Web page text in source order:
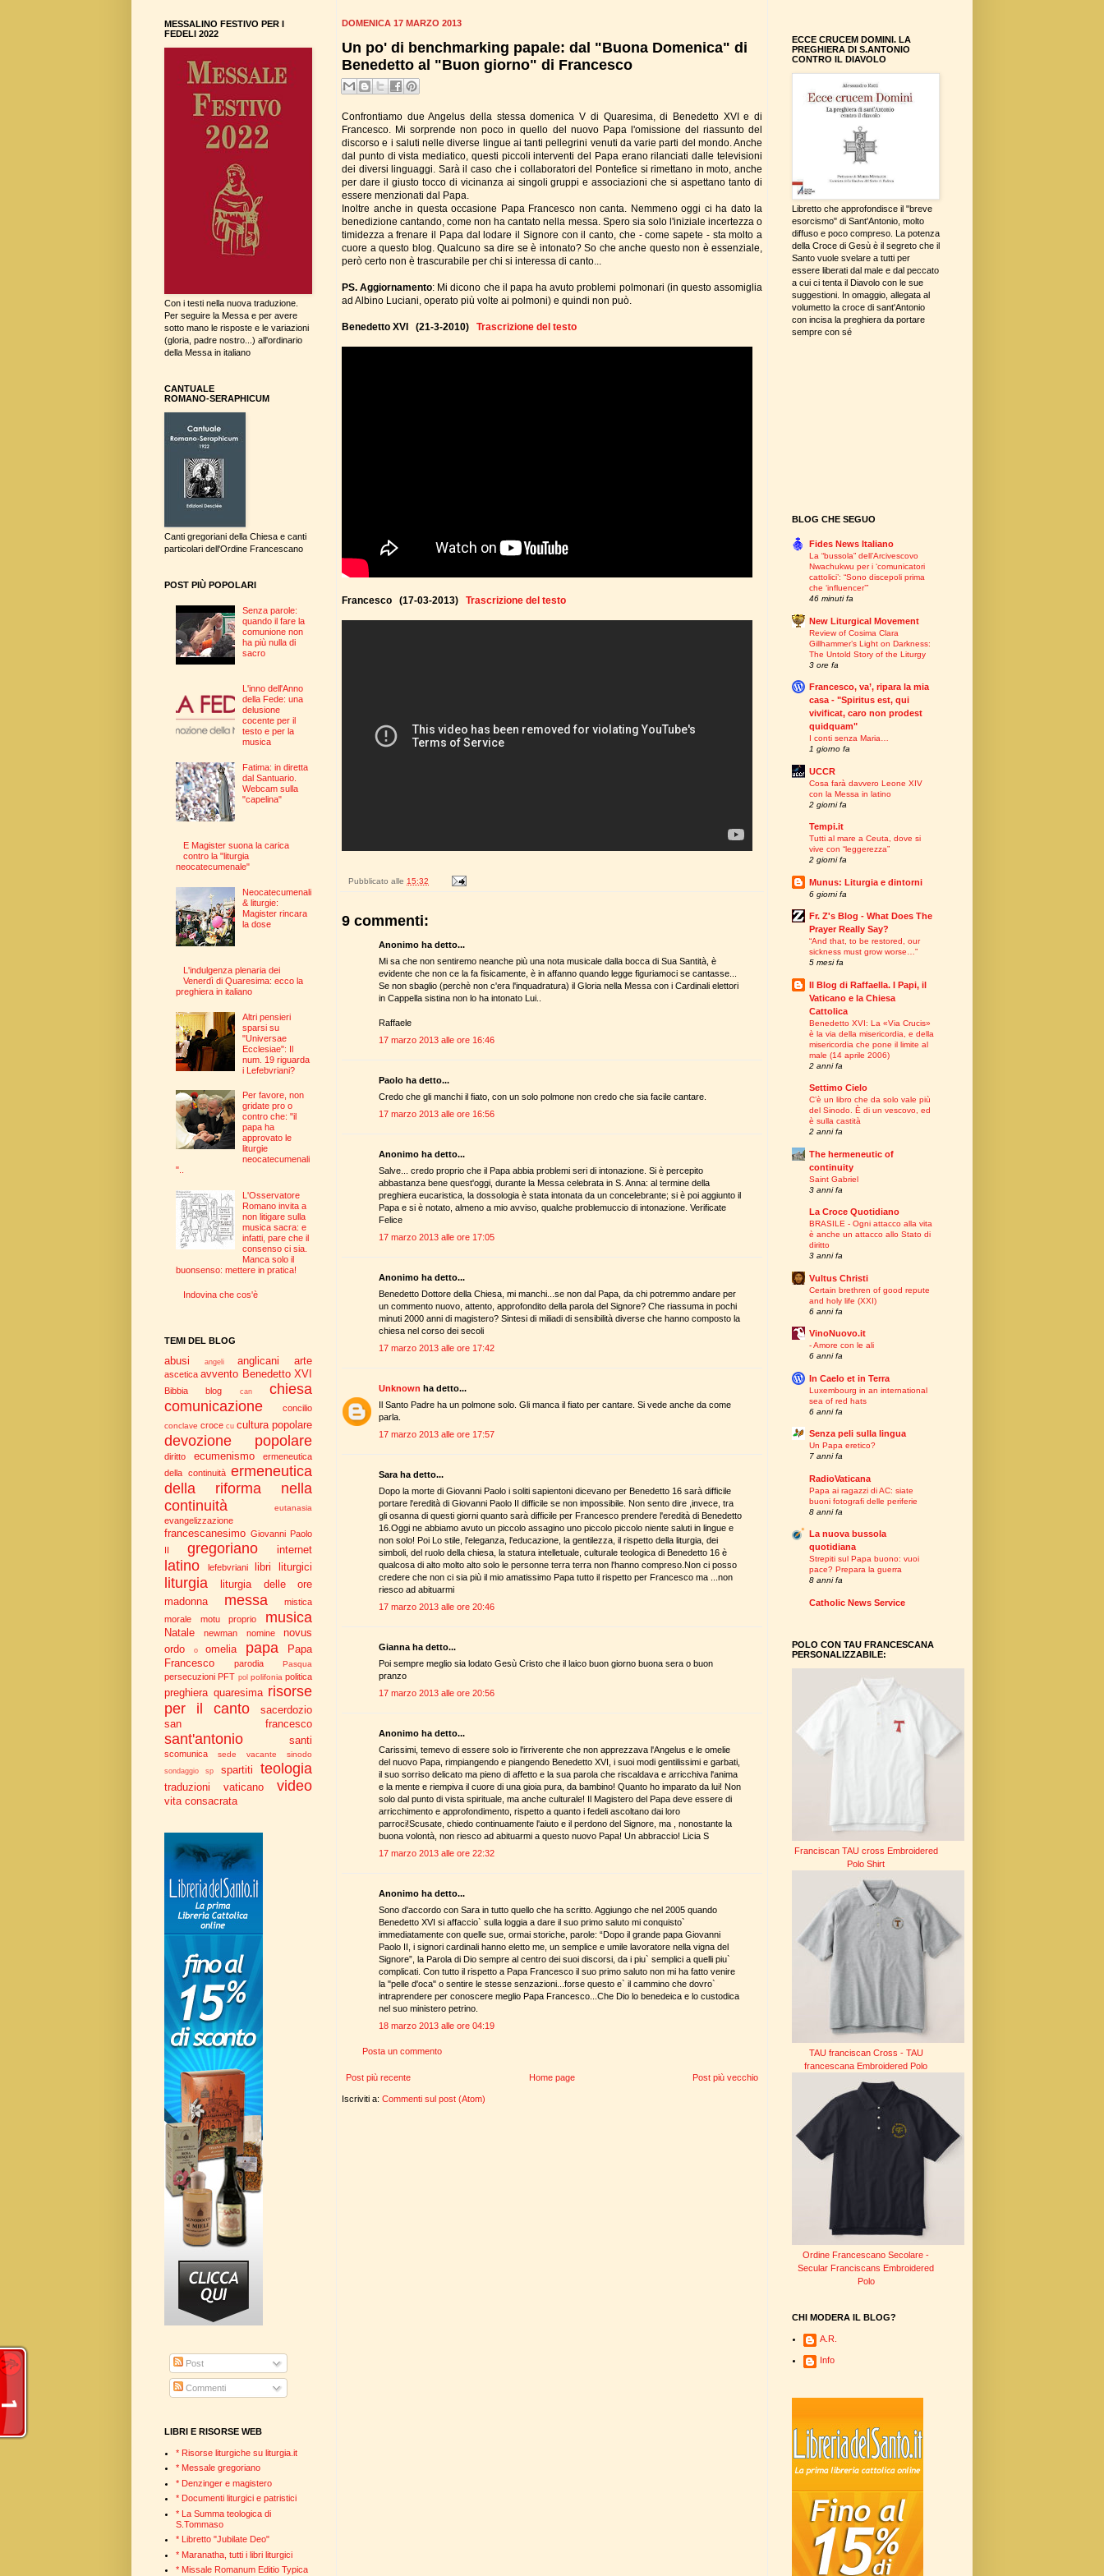
DOMENICA 17 MARZO 2013
Un po' di benchmarking papale: dal "Buona Domenica" di
Benedetto al "Buon giorno" di Francesco
Confrontiamo due Angelus della stessa domenica V di Quaresima, di Benedetto XVI e di
Francesco. Mi sorprende non poco in quello del nuovo Papa l'omissione del riassunto del
discorso e i saluti nelle diverse lingue ai tanti pellegrini venuti da varie parti del mondo. Anche
dal punto di vista mediatico, questi piccoli interventi del Papa erano rilanciati dalle televisioni
dei diversi linguaggi. Sarà il caso che i collaboratori del Pontefice si rimettano in moto, anche
per dare il giusto tocco di vicinanza ai singoli gruppi e associazioni che si aspettano tanto di
essere menzionati dal Papa.
Inoltre anche in questa occasione Papa Francesco non canta. Nemmeno oggi ci ha dato la
benedizione cantando, come non ha cantato nella messa. Spero sia solo l'iniziale incertezza o
timidezza a frenare il Papa dal lodare il Signore con il canto, che - come sapete - sta molto a
cuore a questo blog. Qualcuno sa dire se è intonato? So che anche questo non è essenziale,
però certo non è trascurabile per chi si interessa di canto...
PS. Aggiornamento: Mi dicono che il papa ha avuto problemi polmonari (in questo assomiglia
ad Albino Luciani, operato più volte ai polmoni) e quindi non può.
Benedetto XVI (21-3-2010) Trascrizione del testo
Francesco (17-03-2013) Trascrizione del testo
Pubblicato alle 15:32
9 commenti:
Anonimo ha detto...
Mi sa che non sentiremo neanche più una nota musicale dalla bocca di Sua Santità, è
evidente che non ce la fa fisicamente, è in affanno quando legge figuriamoci se cantasse...
Se non sbaglio (perchè non c'era l'inquadratura) il Gloria nella Messa con i Cardinali elettori
in Cappella sistina non lo ha intonato Lui..
Raffaele
17 marzo 2013 alle ore 16:46
Paolo ha detto...
Credo che gli manchi il fiato, con un solo polmone non credo che sia facile cantare.
17 marzo 2013 alle ore 16:56
Anonimo ha detto...
Salve... credo proprio che il Papa abbia problemi seri di intonazione. Si è percepito
abbastanza bene quest'oggi, durante la Messa celebrata in S. Anna: al termine della
preghiera eucaristica, la dossologia è stata intonata da un concelebrante; si è poi aggiunto il
Papa e si è notato, almeno a mio avviso, qualche problemuccio di intonazione. Verificate
Felice
17 marzo 2013 alle ore 17:05
Anonimo ha detto...
Benedetto Dottore della Chiesa, mi manchi...se non dal Papa, da chi potremmo andare per
un commento nuovo, attento, approfondito della parola del Signore? Che riassuma in pochi
minuti 2000 anni di magistero? Sintesi di miliadi di sensibilità diverse che hanno composto la
chiesa nel corso dei secoli
17 marzo 2013 alle ore 17:42
Unknown ha detto...
Il Santo Padre ha un polmone solo. Gli manca il fiato per cantare. Si vede anche da come
parla.
17 marzo 2013 alle ore 17:57
Sara ha detto...
Dopo la morte di Giovanni Paolo i soliti sapientoni dicevano per Benedetto 16 sarà difficile
portare l'eredità di Giovanni Paolo II difficile se non impossibile. Non sento dire ,invece, tra
gli osanna di questi giorni quanto sarà difficile per Francesco prendere l'eredità di Benedetto
16.Oggi ne abbiamo avuto un piccolo assagino uno piccolo piccolo niente saluti in lingue e
non solo! Poi Lo stile, l'eleganza, l'educazione, la gentilezza, il rispetto della liturgia, dei
simboli, del ruolo della chiesa, la statura intelletuale, culturale teologica di Benedetto 16 è
qualcosa di alto molto alto solo le personne terra terra non l'hanno compreso.Non ci posso
credere che non ci sia più il mio amatissimo Papa tutto il rispetto per Francesco ma ...non
riesco ad abituarmi
17 marzo 2013 alle ore 20:46
Gianna ha detto...
Poi sempre meglio sia lodato Gesù Cristo che il laico buon giorno buona sera o buon
pranzo
17 marzo 2013 alle ore 20:56
Anonimo ha detto...
Carissimi, temevo di essere solo io l'irriverente che non apprezzava l'Angelus e le omelie
del nuovo Papa, rimpiangendo e piangendo Benedetto XVI, i suoi modi gentilissimi e garbati,
il suo sorriso delicato ma pieno di affetto e la sua parola che riscaldava e arricchiva l'anima
e la mente e riempiva il cuore di una gioia pura, da bambino! Quanto ho imparato da lui! Non
solo dal punto di vista spirituale, ma anche culturale! Il Magistero del Papa deve essere di
arricchimento e approfondimento, rispetto a quanto i fedeli ascoltano dai loro
parroci!Scusate, chiedo continuamente l'aiuto e il perdono del Signore, ma , nonostante la
buona volontà, non riesco ad abituarmi a questo nuovo Papa! Un abbraccio! Licia S
17 marzo 2013 alle ore 22:32
Anonimo ha detto...
Sono d'accordo con Sara in tutto quello che ha scritto. Aggiungo che nel 2005 quando
Benedetto XVI si affaccio` sulla loggia a dare il suo primo saluto mi conquisto`
immediatamente con quelle sue, ormai storiche, parole: “Dopo il grande papa Giovanni
Paolo II, i signori cardinali hanno eletto me, un semplice e umile lavoratore nella vigna del
Signore”, la Parola di Dio sempre al centro dei suoi discorsi, da i piu` semplici a quelli piu`
complicati. Con tutto il rispetto a Papa Francesco il suo primo saluto non mi ha fatto venire
la "pelle d'oca" o sentire le stesse senzazioni...forse questo e` il cammino che dovro`
intraprendere per conoscere meglio Papa Francesco...Che Dio lo benedeica e lo custodica
nel suo ministero petrino.
18 marzo 2013 alle ore 04:19
Posta un commento
Post più recente Post più vecchio
Home page
Iscriviti a: Commenti sul post (Atom)
MESSALINO FESTIVO PER I
FEDELI 2022
Con i testi nella nuova traduzione.
Per seguire la Messa e per avere
sotto mano le risposte e le variazioni
(gloria, padre nostro...) all'ordinario
della Messa in italiano
CANTUALE
ROMANO-SERAPHICUM
Canti gregoriani della Chiesa e canti
particolari dell'Ordine Francescano
POST PIÙ POPOLARI
Senza parole:
quando il fare la
comunione non
ha più nulla di
sacro
L'inno dell'Anno
della Fede: una
delusione
cocente per il
testo e per la
musica
Fatima: in diretta
dal Santuario.
Webcam sulla
"capelina"
E Magister suona la carica
contro la "liturgia
neocatecumenale"
Neocatecumenali
& liturgie:
Magister rincara
la dose
L'indulgenza plenaria dei
Venerdì di Quaresima: ecco la
preghiera in italiano
Altri pensieri
sparsi su
"Universae
Ecclesiae": Il
num. 19 riguarda
i Lefebvriani?
Per favore, non
gridate pro o
contro che: "il
papa ha
approvato le
liturgie
neocatecumenali
"..
L'Osservatore
Romano invita a
non litigare sulla
musica sacra: e
infatti, pare che il
consenso ci sia.
Manca solo il
buonsenso: mettere in pratica!
Indovina che cos'è
TEMI DEL BLOG
abusi angeli anglicani arte
ascetica avvento Benedetto XVI
Bibbia blog can
chiesa
comunicazione
concilio
conclave croce cu cultura popolare
devozione popolare
diritto ecumenismo
ermeneutica
della continuità ermeneutica
della riforma nella
continuità
eutanasia
evangelizzazione
francescanesimo Giovanni Paolo
II
gregoriano internet
latino lefebvriani libri liturgici
liturgia
liturgia delle ore
madonna
messa
mistica
morale
motu proprio musica
Natale newman nomine
novus
ordo
o omelia papa
Papa
Francesco
parodia Pasqua
persecuzioni PFT pol polifonia politica
preghiera quaresima risorse
per il canto
sacerdozio
san francesco
sant'antonio santi
scomunica sede vacante sinodo
sondaggio sp spartiti teologia
traduzioni vaticano video
vita consacrata
Post
Commenti
LIBRI E RISORSE WEB
* Risorse liturgiche su liturgia.it
* Messale gregoriano
* Denzinger e magistero
* Documenti liturgici e patristici
* La Summa teologica di
S.Tommaso
* Libretto "Jubilate Deo"
* Maranatha, tutti i libri liturgici
* Missale Romanum Editio Typica
ECCE CRUCEM DOMINI. LA
PREGHIERA DI S.ANTONIO
CONTRO IL DIAVOLO
Libretto che approfondisce il "breve
esorcismo" di Sant'Antonio, molto
diffuso e poco compreso. La potenza
della Croce di Gesù è il segreto che il
Santo vuole svelare a tutti per
essere liberati dal male e dal peccato
a cui ci tenta il Diavolo con le sue
suggestioni. In omaggio, allegata al
volumetto la croce di sant'Antonio
con incisa la preghiera da portare
sempre con sé
BLOG CHE SEGUO
Fides News Italiano
La “bussola” dell’Arcivescovo
Nwachukwu per i ‘comunicatori
cattolici’: “Sono discepoli prima
che ‘influencer’”
46 minuti fa
New Liturgical Movement
Review of Cosima Clara
Gillhammer’s Light on Darkness:
The Untold Story of the Liturgy
3 ore fa
Francesco, va’, ripara la mia
casa - "Spiritus est, qui
vivificat, caro non prodest
quidquam"
I conti senza Maria…
1 giorno fa
UCCR
Cosa farà davvero Leone XIV
con la Messa in latino
2 giorni fa
Tempi.it
Tutti al mare a Ceuta, dove si
vive con “leggerezza”
2 giorni fa
Munus: Liturgia e dintorni
6 giorni fa
Fr. Z's Blog - What Does The
Prayer Really Say?
“And that, to be restored, our
sickness must grow worse…”
5 mesi fa
Il Blog di Raffaella. I Papi, il
Vaticano e la Chiesa
Cattolica
Benedetto XVI: La «Via Crucis»
è la via della misericordia, e della
misericordia che pone il limite al
male (14 aprile 2006)
2 anni fa
Settimo Cielo
C’è un libro che da solo vale più
del Sinodo. È di un vescovo, ed
è sulla castità
2 anni fa
The hermeneutic of
continuity
Saint Gabriel
3 anni fa
La Croce Quotidiano
BRASILE - Ogni attacco alla vita
è anche un attacco allo Stato di
diritto
3 anni fa
Vultus Christi
Certain brethren of good repute
and holy life (XXI)
6 anni fa
VinoNuovo.it
- Amore con le ali
6 anni fa
In Caelo et in Terra
Luxembourg in an international
sea of red hats
6 anni fa
Senza peli sulla lingua
Un Papa eretico?
7 anni fa
RadioVaticana
Papa ai ragazzi di AC: siate
buoni fotografi delle periferie
8 anni fa
La nuova bussola
quotidiana
Strepiti sul Papa buono: vuoi
pace? Prepara la guerra
8 anni fa
Catholic News Service
POLO CON TAU FRANCESCANA
PERSONALIZZABILE:
Franciscan TAU cross Embroidered
Polo Shirt
TAU franciscan Cross - TAU
francescana Embroidered Polo
Ordine Francescano Secolare -
Secular Franciscans Embroidered
Polo
CHI MODERA IL BLOG?
A.R.
Info